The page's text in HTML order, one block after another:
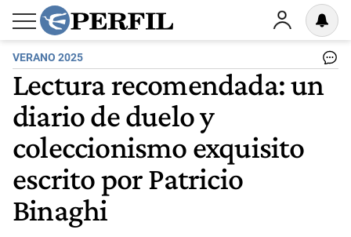
VERANO 2025
Lectura recomendada: un
diario de duelo y
coleccionismo exquisito
escrito por Patricio
Binaghi